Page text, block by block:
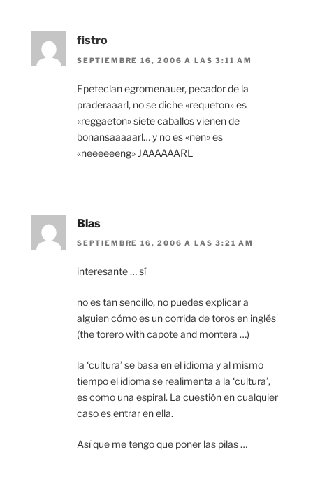
fistro
SEPTIEMBRE 16, 2006 A LAS 3:11 AM
Epeteclan egromenauer, pecador de la
praderaaarl, no se diche «requeton» es
«reggaeton» siete caballos vienen de
bonansaaaaarl… y no es «nen» es
«neeeeeeng» JAAAAAARL
Blas
SEPTIEMBRE 16, 2006 A LAS 3:21 AM
interesante … sí
no es tan sencillo, no puedes explicar a
alguien cómo es un corrida de toros en inglés
(the torero with capote and montera …)
la ‘cultura’ se basa en el idioma y al mismo
tiempo el idioma se realimenta a la ‘cultura’,
es como una espiral. La cuestión en cualquier
caso es entrar en ella.
Así que me tengo que poner las pilas …